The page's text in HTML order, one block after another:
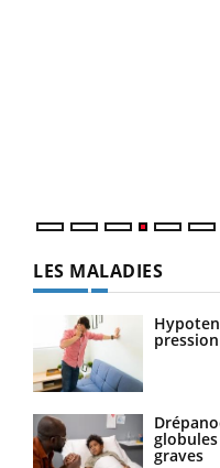
LES MALADIES
graves